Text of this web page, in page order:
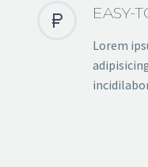

 EASY-
Lorem